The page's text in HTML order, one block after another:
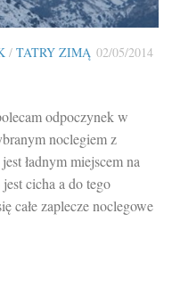
/ TATRY ZIMĄ 02/05/2014
odpoczynek w
noclegiem z
ładnym miejscem na
cicha a do tego
całe zaplecze noclegowe